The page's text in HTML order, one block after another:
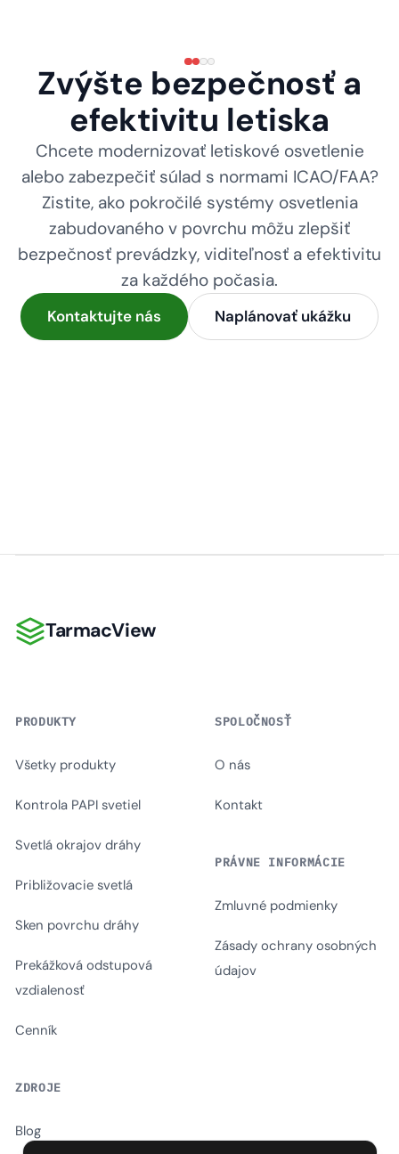
Zvýšte bezpečnosť a
efektivitu letiska
Chcete modernizovať letiskové osvetlenie
alebo zabezpečiť súlad s normami ICAO/FAA?
Zistite, ako pokročilé systémy osvetlenia
zabudovaného v povrchu môžu zlepšiť
bezpečnosť prevádzky, viditeľnosť a efektivitu
za každého počasia.
Kontaktujte nás Naplánovať ukážku
TarmacView
TarmacView
PRODUKTY
Všetky produkty
Kontrola PAPI svetiel
Svetlá okrajov dráhy
Približovacie svetlá
Sken povrchu dráhy
Prekážková odstupová
vzdialenosť
Cenník
ZDROJE
Blog
SPOLOČNOSŤ
O nás
Kontakt
PRÁVNE INFORMÁCIE
Zmluvné podmienky
Zásady ochrany osobných
údajov